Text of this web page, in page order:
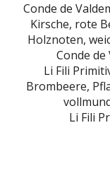
Conde de
Kirsche, rote
Holznoten,
Conde de
Li Fili
Brombeere,
Li Fili